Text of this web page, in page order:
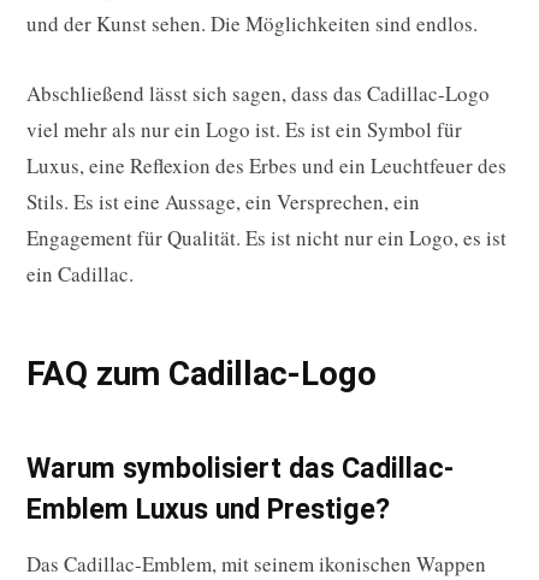
und der Kunst sehen. Die Möglichkeiten sind endlos.
Abschließend lässt sich sagen, dass das Cadillac-Logo
viel mehr als nur ein Logo ist. Es ist ein Symbol für
Luxus, eine Reflexion des Erbes und ein Leuchtfeuer des
Stils. Es ist eine Aussage, ein Versprechen, ein
Engagement für Qualität. Es ist nicht nur ein Logo, es ist
ein Cadillac.
FAQ zum Cadillac-Logo
Warum symbolisiert das Cadillac-
Emblem Luxus und Prestige?
Das Cadillac-Emblem, mit seinem ikonischen Wappen